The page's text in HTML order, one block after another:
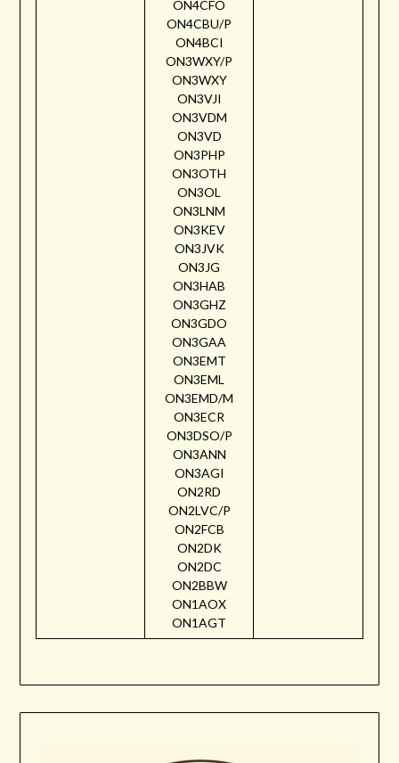
ON4CFO
ON4CBU/P
ON4BCI
ON3WXY/P
ON3WXY
ON3VJI
ON3VDM
ON3VD
ON3PHP
ON3OTH
ON3OL
ON3LNM
ON3KEV
ON3JVK
ON3JG
ON3HAB
ON3GHZ
ON3GDO
ON3GAA
ON3EMT
ON3EML
ON3EMD/M
ON3ECR
ON3DSO/P
ON3ANN
ON3AGI
ON2RD
ON2LVC/P
ON2FCB
ON2DK
ON2DC
ON2BBW
ON1AOX
ON1AGT